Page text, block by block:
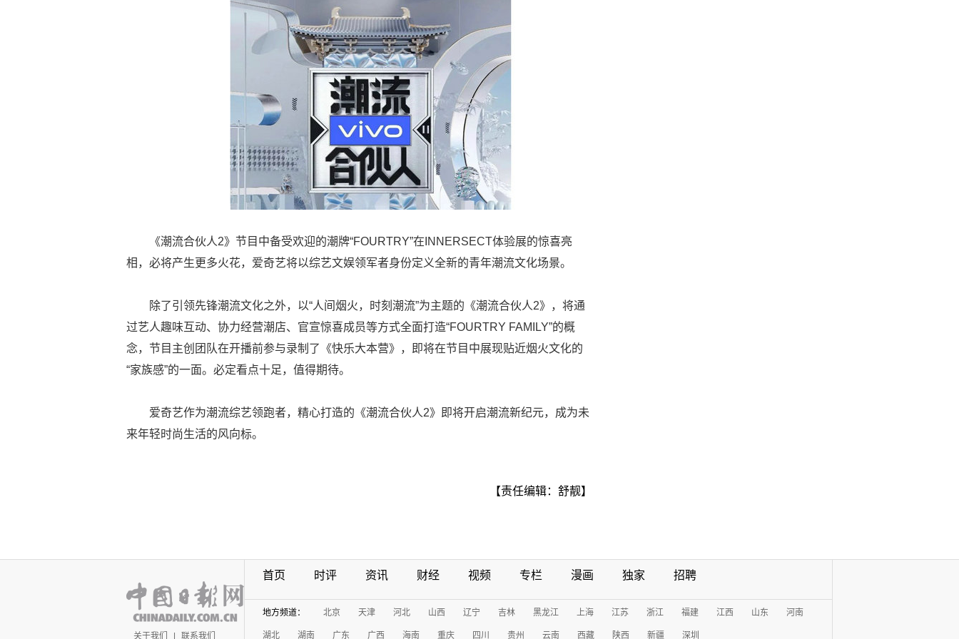
《潮流合伙人2》节目中备受欢迎的潮牌“FOURTRY”在INNERSECT体验展的惊喜亮
相，必将产生更多火花，爱奇艺将以综艺文娱领军者身份定义全新的青年潮流文化场景。
除了引领先锋潮流文化之外，以“人间烟火，时刻潮流”为主题的《潮流合伙人2》，将通
过艺人趣味互动、协力经营潮店、官宣惊喜成员等方式全面打造“FOURTRY FAMILY”的概
念，节目主创团队在开播前参与录制了《快乐大本营》，即将在节目中展现贴近烟火文化的
“家族感”的一面。必定看点十足，值得期待。
爱奇艺作为潮流综艺领跑者，精心打造的《潮流合伙人2》即将开启潮流新纪元，成为未
来年轻时尚生活的风向标。
【责任编辑：舒靓】
关于我们 联系我们
首页 时评 资讯 财经 视频 专栏 漫画 独家 招聘
地方频道： 北京 天津 河北 山西 辽宁 吉林 黑龙江 上海 江苏 浙江 福建 江西 山东 河南
湖北 湖南 广东 广西 海南 重庆 四川 贵州 云南 西藏 陕西 新疆 深圳